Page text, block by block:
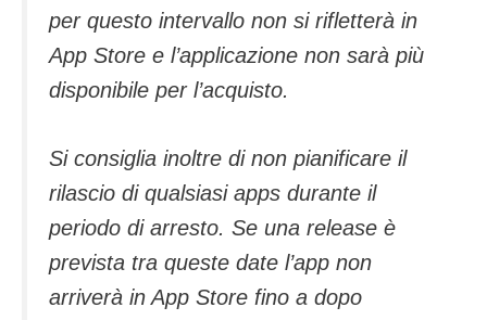
per questo intervallo non si rifletterà in
App Store e l’applicazione non sarà più
disponibile per l’acquisto.
Si consiglia inoltre di non pianificare il
rilascio di qualsiasi apps durante il
periodo di arresto. Se una release è
prevista tra queste date l’app non
arriverà in App Store fino a dopo